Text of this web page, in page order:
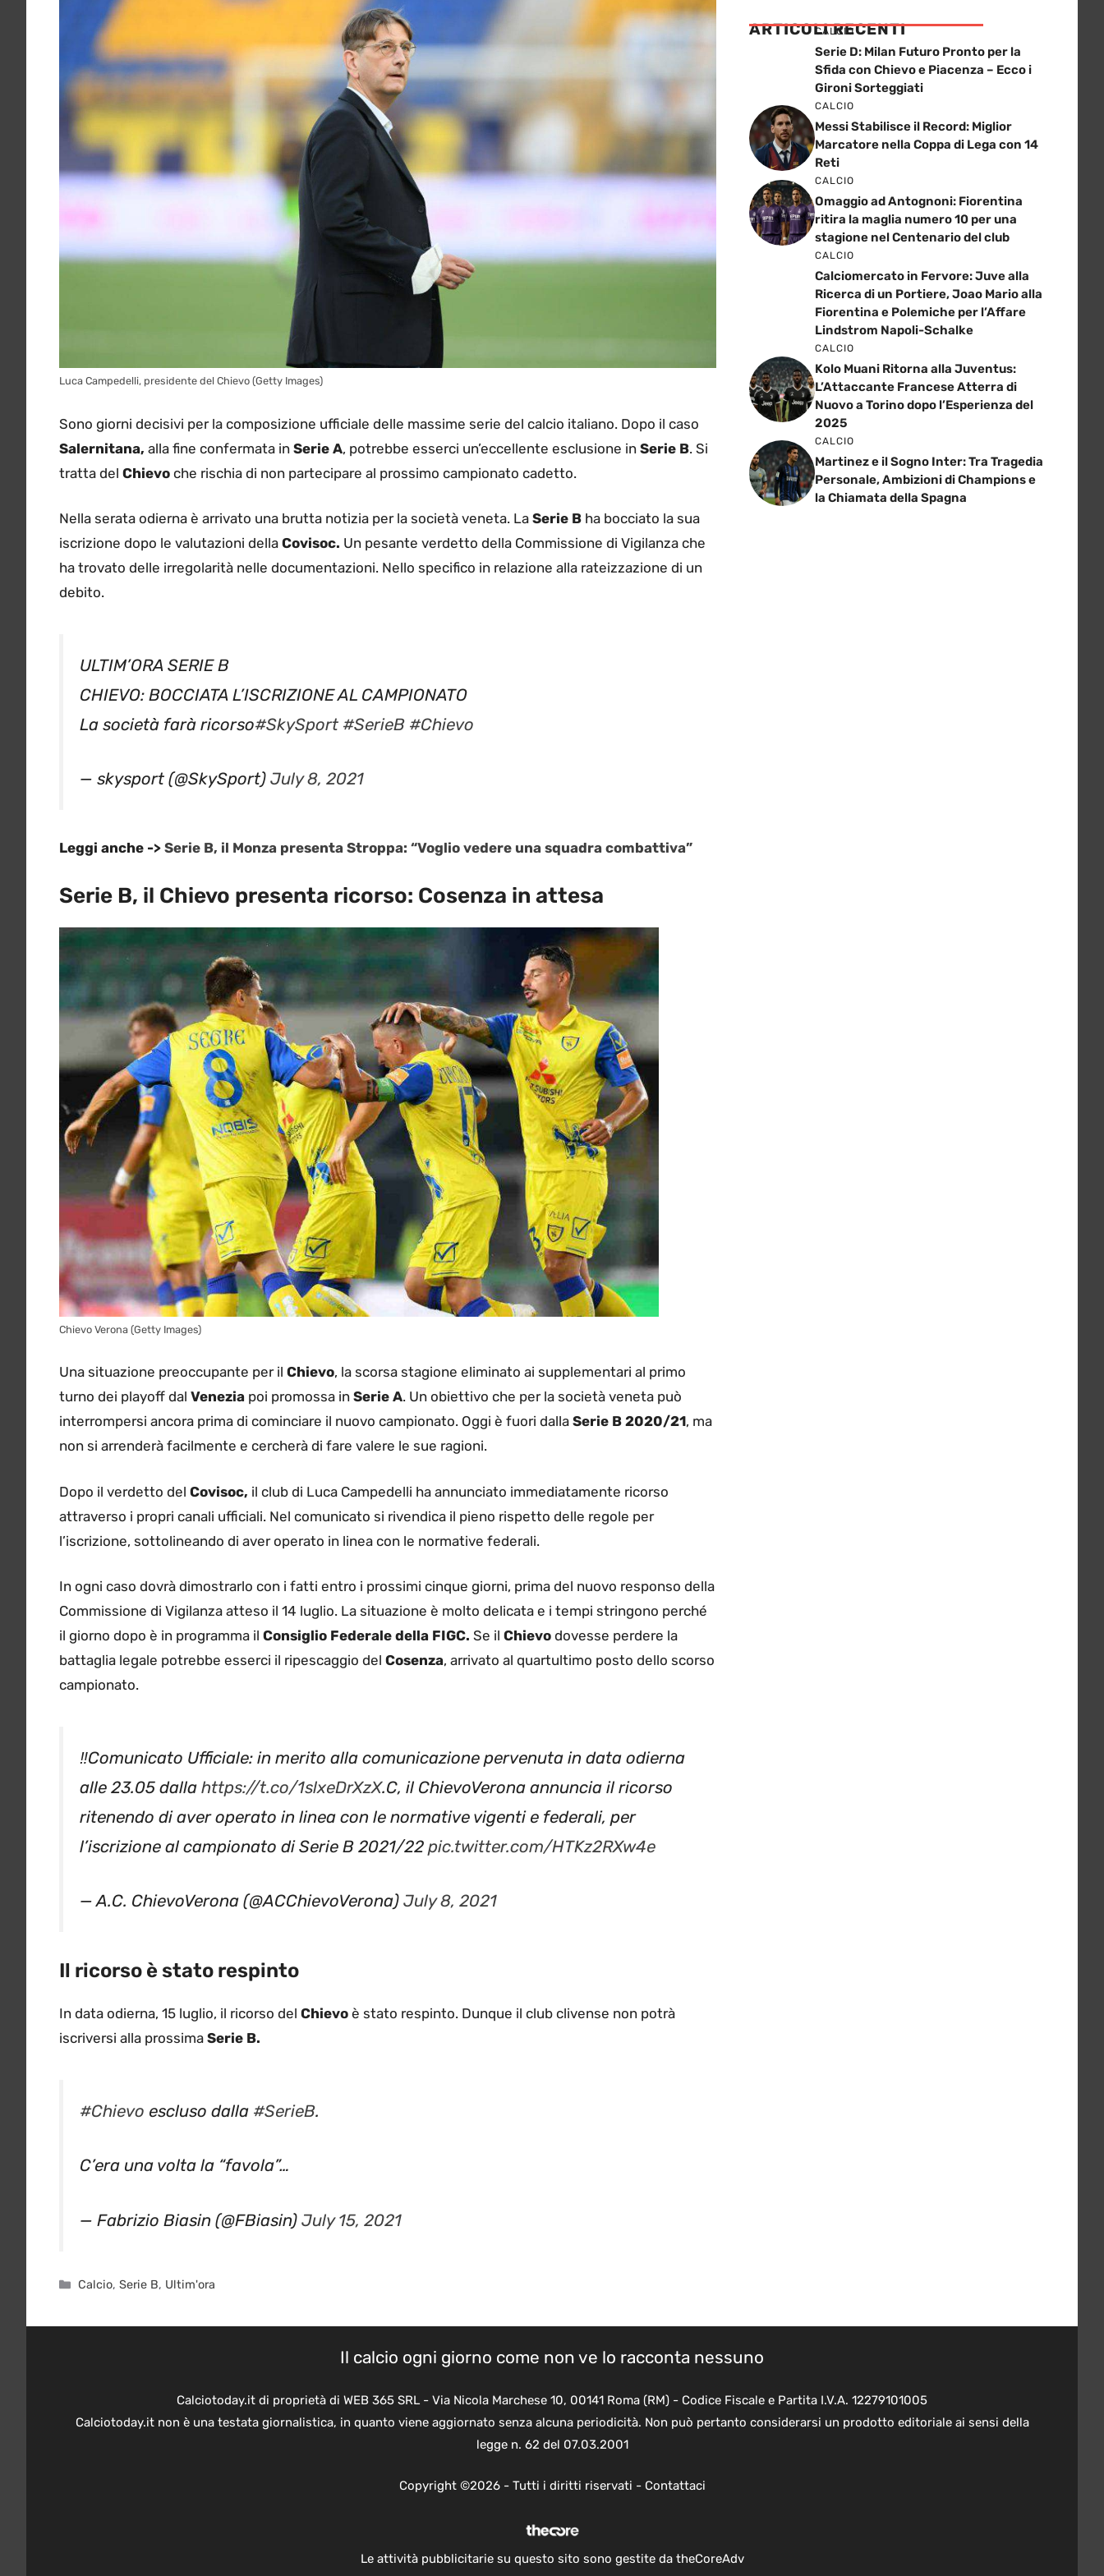
Luca Campedelli, presidente del Chievo (Getty Images)
Sono giorni decisivi per la composizione ufficiale delle massime serie del calcio italiano. Dopo il caso
Salernitana, alla fine confermata in Serie A, potrebbe esserci un’eccellente esclusione in Serie B. Si
tratta del Chievo che rischia di non partecipare al prossimo campionato cadetto.
Nella serata odierna è arrivato una brutta notizia per la società veneta. La Serie B ha bocciato la sua
iscrizione dopo le valutazioni della Covisoc. Un pesante verdetto della Commissione di Vigilanza che
ha trovato delle irregolarità nelle documentazioni. Nello specifico in relazione alla rateizzazione di un
debito.
ULTIM’ORA SERIE B
CHIEVO: BOCCIATA L’ISCRIZIONE AL CAMPIONATO
La società farà ricorso #SkySport #SerieB #Chievo
— skysport (@SkySport) July 8, 2021
Leggi anche -> Serie B, il Monza presenta Stroppa: “Voglio vedere una squadra combattiva”
Serie B, il Chievo presenta ricorso: Cosenza in attesa
Una situazione preoccupante per il Chievo
, la scorsa stagione eliminato ai supplementari al primo
turno dei playoff dal Venezia poi promossa in Serie A . Un obiettivo che per la società veneta può
interrompersi ancora prima di cominciare il nuovo campionato. Oggi è fuori dalla Serie B 2020/21
non si arrenderà facilmente e cercherà di fare valere le sue ragioni.
Dopo il verdetto del Covisoc, il club di Luca Campedelli ha annunciato immediatamente ricorso
attraverso i propri canali ufficiali. Nel comunicato si rivendica il pieno rispetto delle regole per
l’iscrizione, sottolineando di aver operato in linea con le normative federali.
In ogni caso dovrà dimostrarlo con i fatti entro i prossimi cinque giorni, prima del nuovo responso della
Commissione di Vigilanza atteso il 14 luglio. La situazione è molto delicata e i tempi stringono perché
il giorno dopo è in programma il Consiglio Federale della FIGC. Se il Chievo
dovesse perdere la
battaglia legale potrebbe esserci il ripescaggio del Cosenza
, arrivato al quartultimo posto dello scorso
campionato.
alle 23.05 dalla
https://t.co/1slxeDrXzX
.C, il ChievoVerona annuncia il ricorso
ritenendo di aver operato in linea con le normative vigenti e federali, per
l’iscrizione al campionato di Serie B 2021/22
pic.twitter.com/HTKz2RXw4e
iscriversi alla prossimaSerie B.
ARTICOLI RECENTI
CALCIO
Serie D: Milan Futuro Pronto per la
Sfida con Chievo e Piacenza – Ecco i
Gironi Sorteggiati
CALCIO
Messi Stabilisce il Record: Miglior
Marcatore nella Coppa di Lega con 14
Reti
CALCIO
Omaggio ad Antognoni: Fiorentina
ritira la maglia numero 10 per una
stagione nel Centenario del club
CALCIO
Calciomercato in Fervore: Juve alla
Ricerca di un Portiere, Joao Mario alla
Fiorentina e Polemiche per l’Affare
Lindstrom Napoli-Schalke
CALCIO
Kolo Muani Ritorna alla Juventus:
L’Attaccante Francese Atterra di
Nuovo a Torino dopo l’Esperienza del
2025
CALCIO
Martinez e il Sogno Inter: Tra Tragedia
Personale, Ambizioni di Champions e
la Chiamata della Spagna
Il calcio ogni giorno come non ve lo racconta nessuno
Calciotoday.it non è una testata giornalistica, in quanto viene aggiornato senza alcuna periodicità. Non può pertanto considerarsi un prodotto editoriale ai sensi della
legge n. 62 del 07.03.2001
Le attività pubblicitarie su questo sito sono gestite da theCoreAdv
Chi siamo-Redazione-Privacy Policy-Disclaimer